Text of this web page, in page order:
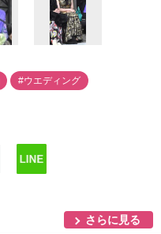
#ウエディング
さらに見る